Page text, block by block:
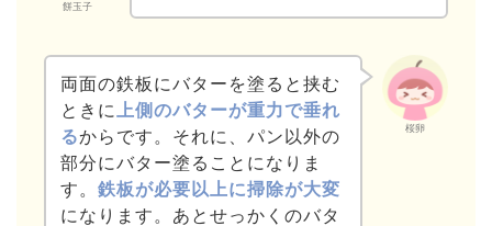
餅玉子
桜卵
両面の鉄板にバターを塗ると挟む
ときに
上側のバターが重力で垂れ
るからです。それに、パン以外の
部分にバター塗ることになりま
す。 鉄板が必要以上に掃除が大変
になります。あとせっかくのバタ